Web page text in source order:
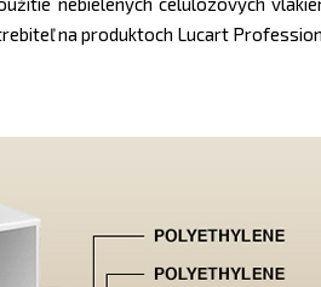
na produktoch Lucart